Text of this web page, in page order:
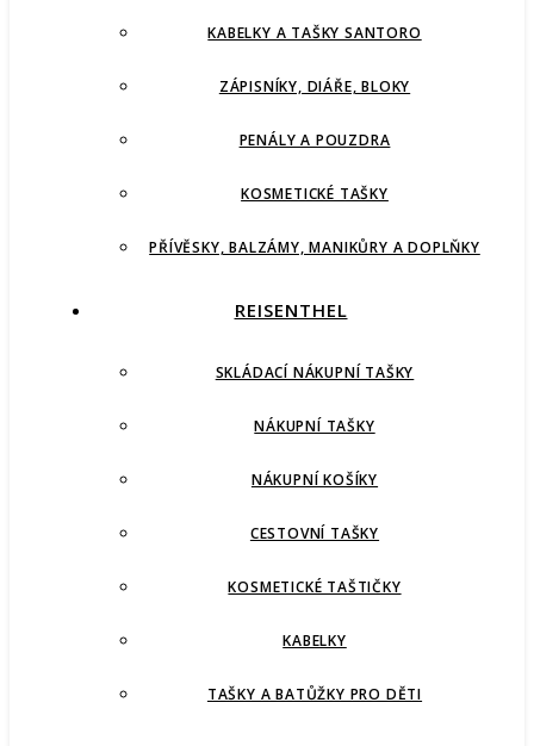
KABELKY A TAŠKY SANTORO
ZÁPISNÍKY, DIÁŘE, BLOKY
PENÁLY A POUZDRA
KOSMETICKÉ TAŠKY
PŘÍVĚSKY, BALZÁMY, MANIKŮRY A DOPLŇKY
REISENTHEL
SKLÁDACÍ NÁKUPNÍ TAŠKY
NÁKUPNÍ TAŠKY
NÁKUPNÍ KOŠÍKY
CESTOVNÍ TAŠKY
KOSMETICKÉ TAŠTIČKY
KABELKY
TAŠKY A BATŮŽKY PRO DĚTI